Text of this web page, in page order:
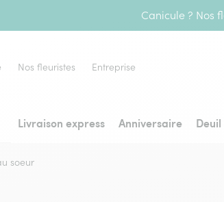
Canicule ? Nos
Livraison express Anniversaire Deuil
Nos fleuristes Entreprise
- Livraison fleurs
soeur